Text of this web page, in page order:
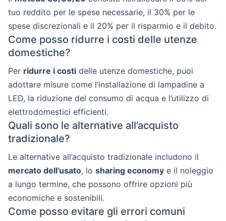
tuo reddito per le spese necessarie, il 30% per le
spese discrezionali e il 20% per il risparmio e il debito.
Come posso ridurre i costi delle utenze
domestiche?
Per ridurre i costi delle utenze domestiche, puoi
adottare misure come l’installazione di lampadine a
LED, la riduzione del consumo di acqua e l’utilizzo di
elettrodomestici efficienti.
Quali sono le alternative all’acquisto
tradizionale?
Le alternative all’acquisto tradizionale includono il
mercato dell’usato, lo sharing economy e il noleggio
a lungo termine, che possono offrire opzioni più
economiche e sostenibili.
Come posso evitare gli errori comuni